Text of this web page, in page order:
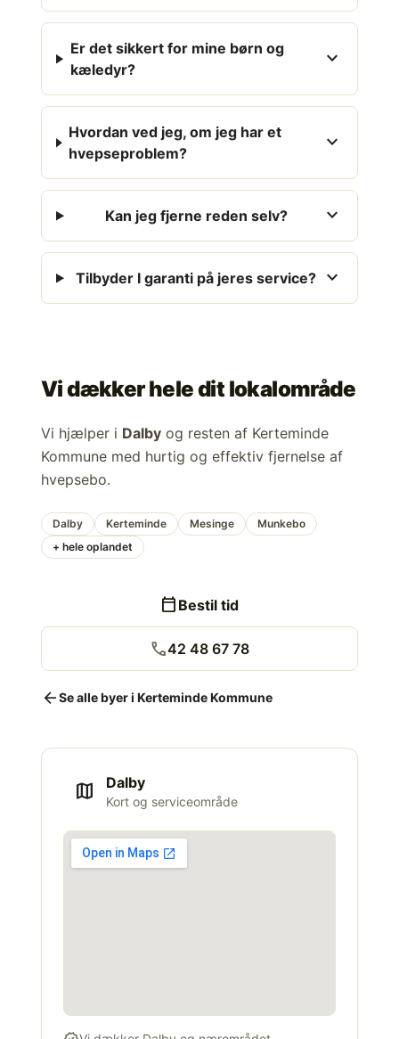
Er det sikkert for mine børn og
kæledyr?
expand_more
Hvordan ved jeg, om jeg har et
hvepseproblem?
expand_more
Kan jeg fjerne reden selv? expand_more
Tilbyder I garanti på jeres service? expand_more
Vi dækker hele dit lokalområde
Vi hjælper i Dalby og resten af Kerteminde
Kommune med hurtig og effektiv fjernelse af
hvepsebo.
Dalby Kerteminde Mesinge
Munkebo
+ hele oplandet
calendar_today Bestil tid
call42 48 67 78
arrow_backSe alle byer i Kerteminde Kommune
map Dalby
Kort og serviceområde